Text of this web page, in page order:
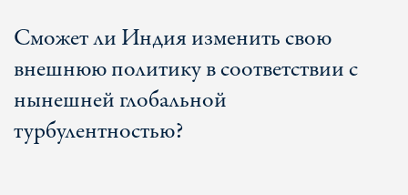
Сможет ли Индия изменить свою
внешнюю политику в соответствии с
нынешней глобальной
турбулентностью?